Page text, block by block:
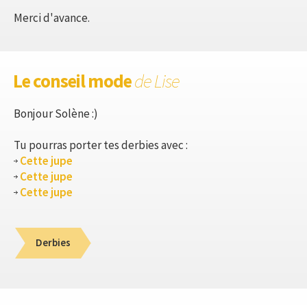
Merci d'avance.
Le conseil modede Lise
Bonjour Solène :)
Tu pourras porter tes derbies avec :
Cette jupe
Cette jupe
Cette jupe
Derbies